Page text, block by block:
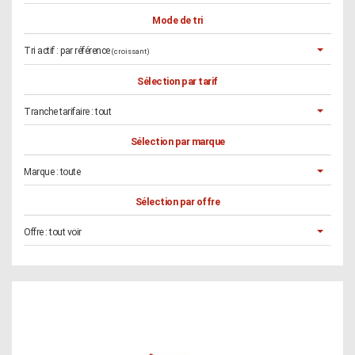
Mode de tri
Tri actif : par référence (croissant)
Sélection par tarif
Tranche tarifaire :tout
Sélection par marque
Marque :toute
Sélection par offre
Offre :tout voir